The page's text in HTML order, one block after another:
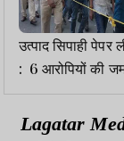
उत्पाद सिपाही
: 6 आरोपियों की
याचिका खारिज
Lagatar